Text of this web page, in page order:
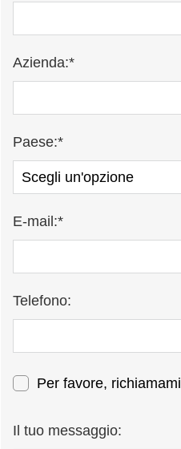
Azienda:*
Paese:*
E-mail:*
Telefono:
Per favore, richiamami
Il tuo messaggio: